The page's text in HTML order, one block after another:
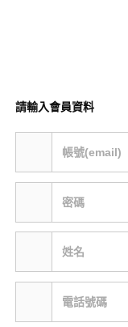
請輸入會員資料
帳號(email)
密碼
姓名
電話號碼